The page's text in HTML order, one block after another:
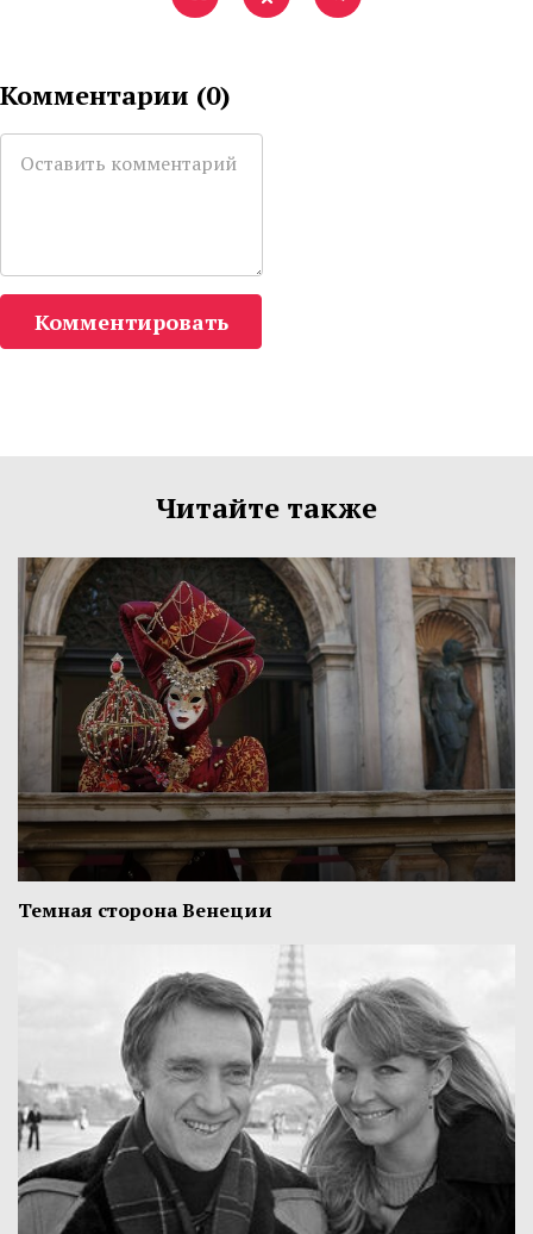
Комментарии (0)
Комментировать
Читайте также
Темная сторона Венеции